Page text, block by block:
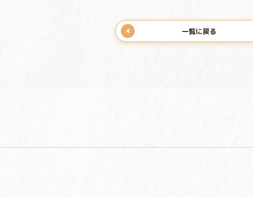
一覧に戻る